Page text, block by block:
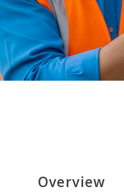
Overview